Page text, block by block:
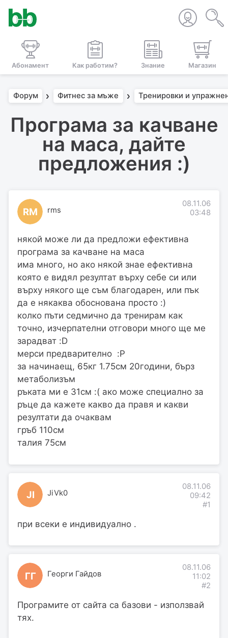
Абонамент Как работим? Знание Магазин
Форум Фитнес за мъже Тренировки и
Програма за качване
на маса, дайте
предложения :)
RM rms
08.11.06
03:48
някой може ли да предложи ефективна
програма за качване на маса
има много, но ако някой знае ефективна
която е видял резултат върху себе си или
върху някого ще съм благодарен, или пък
да е някаква обоснована просто :)
колко пъти седмично да тренирам как
точно, изчерпателни отговори много ще ме
зарадват :D
мерси предварително :P
за начинаещ, 65кг 1.75см 20години, бърз
метаболизъм
ръката ми е 31см :( ако може специално за
ръце да кажете какво да правя и какви
резултати да очаквам
гръб 110см
талия 75см
JI JiVk0
08.11.06
09:42
#1
при всеки е индивидуално .
ГГ Георги Гайдов
08.11.06
11:02
#2
Програмите от сайта са базови - използвай
тях.